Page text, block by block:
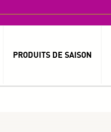
PRODUITS DE SAISON